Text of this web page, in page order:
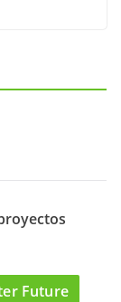
Future